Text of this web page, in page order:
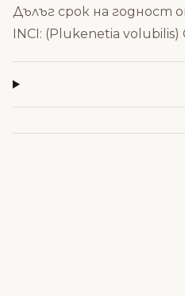
Дълъг срок на годност
INCI: (Plukenetia